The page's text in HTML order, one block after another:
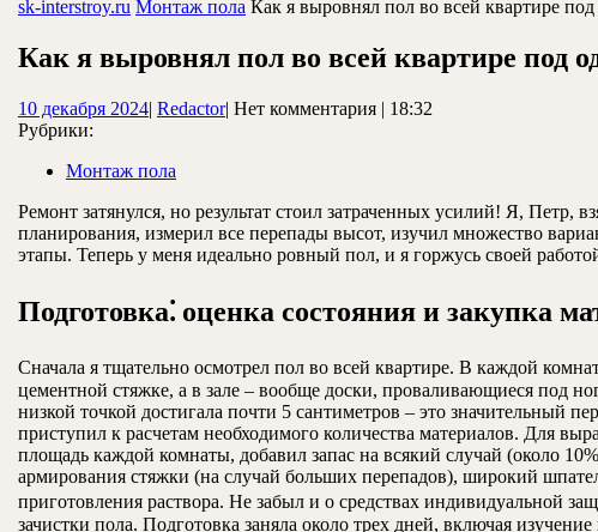
sk-interstroy.ru Монтаж пола Как я выровнял пол во всей квартире
Как я выровнял пол во всей квартире под
10 декабря 202410
| RedactorRedactor
| Нет комментария | 18:32
Рубрики:
Монтаж пола
Ремонт затянулся, но результат стоил затраченных усилий! Я, Петр,
планирования, измерил все перепады высот, изучил множество
этапы. Теперь у меня идеально ровный пол, и я горжусь своей
Подготовка⁚ оценка состояния и закупка
Сначала я тщательно осмотрел пол во всей квартире. В каждой
цементной стяжке, а в зале – вообще доски, проваливающиеся под
низкой точкой достигала почти 5 сантиметров – это значительный
приступил к расчетам необходимого количества материалов. Для
площадь каждой комнаты, добавил запас на всякий случай (около
армирования стяжки (на случай больших перепадов), широкий
приготовления раствора. Не забыл и о средствах индивидуальной
зачистки пола. Подготовка заняла около трех дней, включая